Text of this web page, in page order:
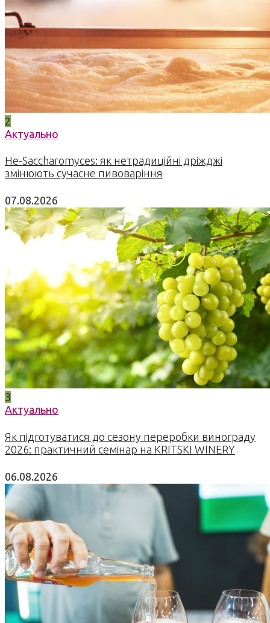
2
Актуально
Не-Saccharomyces: як нетрадиційні дріжджі
змінюють сучасне пивоваріння
07.08.2026
3
Актуально
Як підготуватися до сезону переробки винограду
2026: практичний семінар на KRITSKI WINERY
06.08.2026